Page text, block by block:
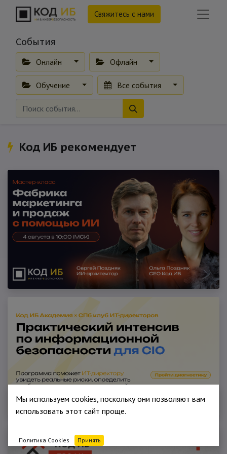
Свяжитесь с нами
События
Онлайн Офлайн
Обучение Все события
Код ИБ рекомендует
Мы используем cookies, поскольку они позволяют вам
использовать этот сайт проще.
Политика Cookies Принять